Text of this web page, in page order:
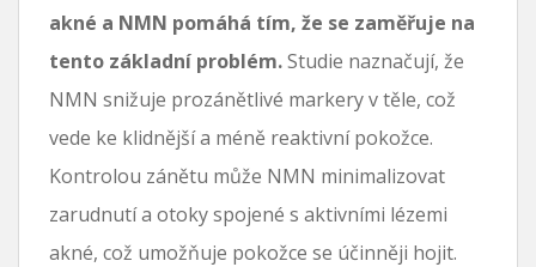
akné a NMN pomáhá tím, že se zaměřuje na
tento základní problém.Studie naznačují, že
NMN snižuje prozánětlivé markery v těle, což
vede ke klidnější a méně reaktivní pokožce.
Kontrolou zánětu může NMN minimalizovat
zarudnutí a otoky spojené s aktivními lézemi
akné, což umožňuje pokožce se účinněji hojit.